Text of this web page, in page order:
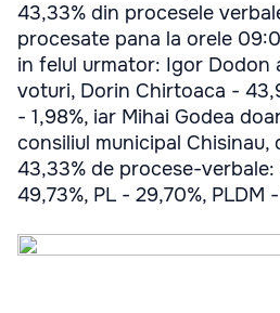
43,33% din procesele
procesate pana la orele
in felul urmator: Igor Dodon
voturi, Dorin Chirtoaca -
- 1,98%, iar Mihai Godea
consiliul municipal Chisinau,
43,33% de procese-
49,73%, PL - 29,70%, PLDM